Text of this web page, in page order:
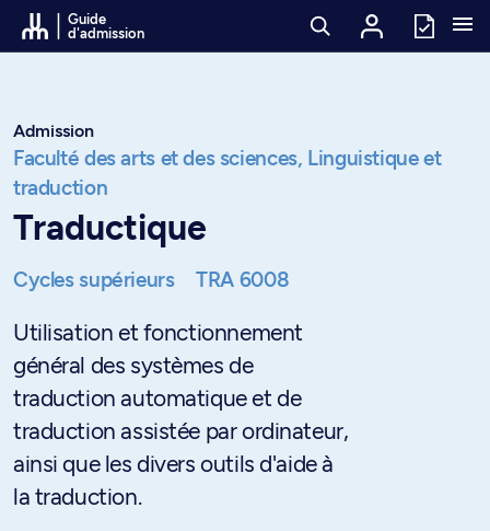
Passer au contenu
Guide
d'admission
Admission
Faculté des arts et des sciences, Linguistique et
traduction
Traductique
Cycles supérieurs TRA 6008
Utilisation et fonctionnement
général des systèmes de
traduction automatique et de
traduction assistée par ordinateur,
ainsi que les divers outils d'aide à
la traduction.